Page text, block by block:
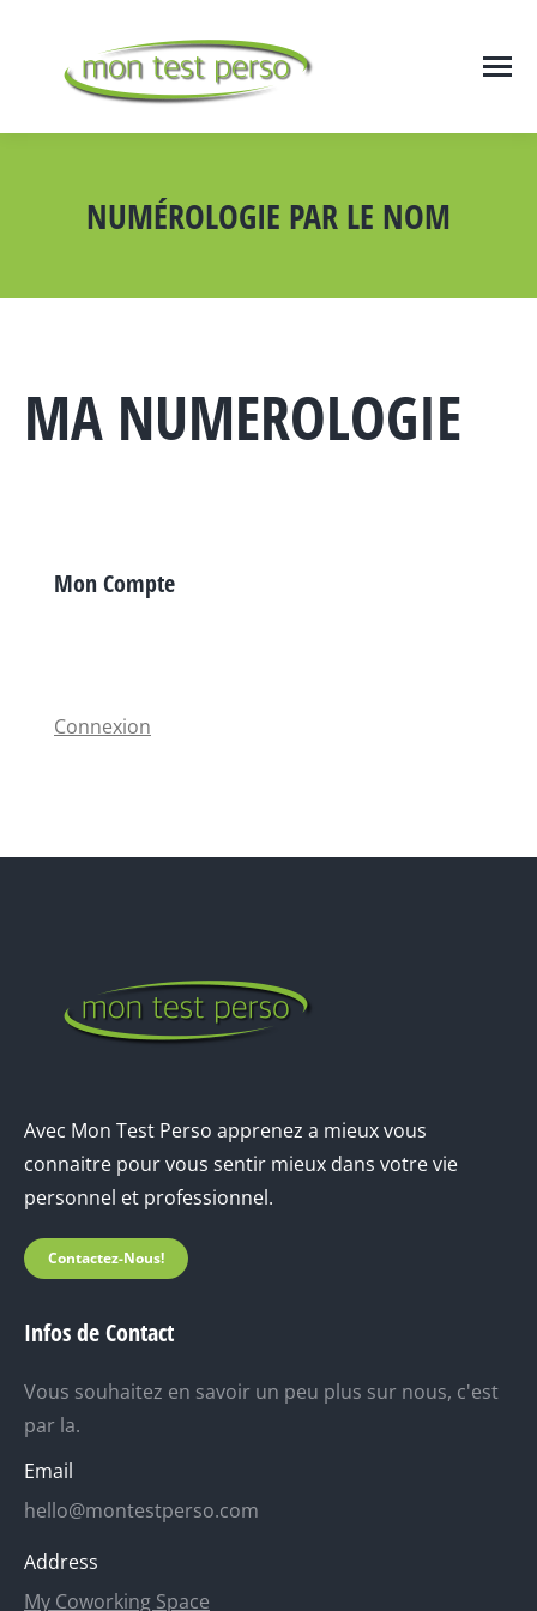
NUMÉROLOGIE PAR LE NOM
MA NUMEROLOGIE
Mon Compte
Connexion
Avec Mon Test Perso apprenez a mieux vous
connaitre pour vous sentir mieux dans votre vie
personnel et professionnel.
Contactez-Nous!
Infos de Contact
Vous souhaitez en savoir un peu plus sur nous, c'est
par la.
Email
hello@montestperso.com
Address
My Coworking Space